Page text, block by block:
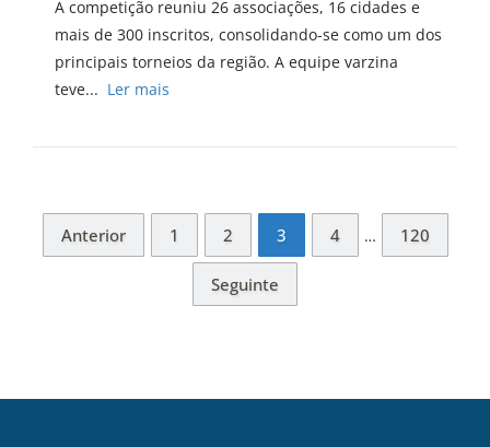
A competição reuniu 26 associações, 16 cidades e
mais de 300 inscritos, consolidando-se como um dos
principais torneios da região. A equipe varzina
teve... Ler mais
Anterior 1 2 3 4 … 120
Seguinte